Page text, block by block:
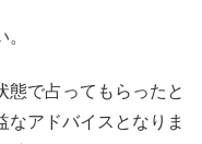
態で占ってもらったと
なアドバイスとなりま